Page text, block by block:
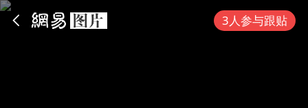
3人参与跟贴
App内打开